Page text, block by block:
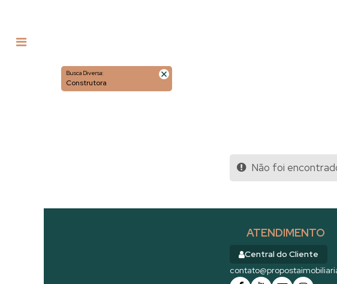
Busca Diversa:
Construtora
Não foi
ATENDIMENTO
Central do Cliente